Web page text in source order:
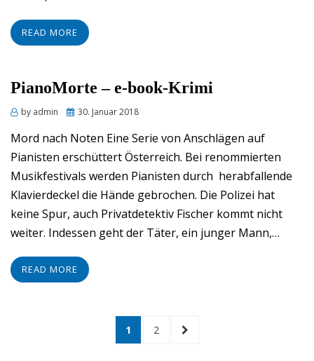
READ MORE
PianoMorte – e-book-Krimi
by admin
Posted
30. Januar 2018
Mord nach Noten Eine Serie von Anschlägen auf
Pianisten erschüttert Österreich. Bei renommierten
Musikfestivals werden Pianisten durch herabfallende
Klavierdeckel die Hände gebrochen. Die Polizei hat
keine Spur, auch Privatdetektiv Fischer kommt nicht
weiter. Indessen geht der Täter, ein junger Mann,…
READ MORE
Seitennummerierung
PAGE
1 PAGE
2
NEXT